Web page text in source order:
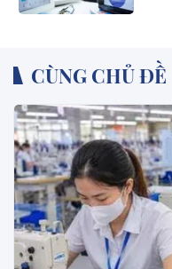
CÙNG CHỦ ĐỀ